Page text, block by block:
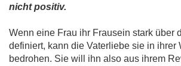
nicht positiv.
Wenn eine Frau ihr Frausein stark über
definiert, kann die Vaterliebe sie in ihrer
bedrohen. Sie will ihn also aus ihrem